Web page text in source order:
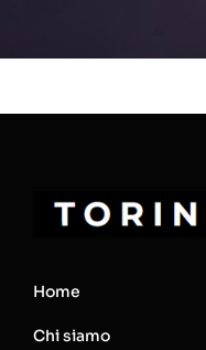
Home
Chi siamo